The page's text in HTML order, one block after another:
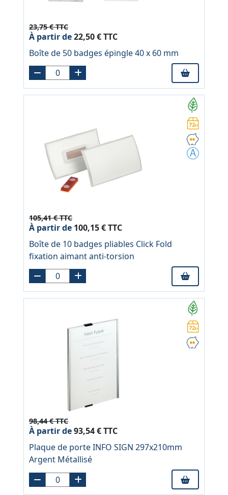
23,75 € TTC
À partir de22,50 € TTC
Boîte de 50 badges épingle 40 x 60 mm
105,41 € TTC
À partir de 100,15 € TTC
Boîte de 10 badges pliables Click Fold
fixation aimant anti-torsion
98,44 € TTC
À partir de93,54 € TTC
Plaque de porte INFO SIGN 297x210mm
Argent Métallisé